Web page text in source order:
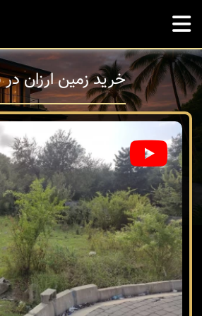
خرید زمین ارزان